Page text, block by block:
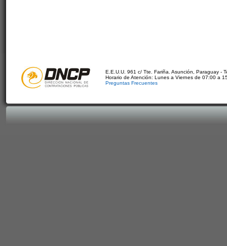
E.E.U.U. 961 c/ Tte. Fariña. Asunción, Paraguay -
Horario de Atención: Lunes a Viernes de 07:00 a
Preguntas Frecuentes